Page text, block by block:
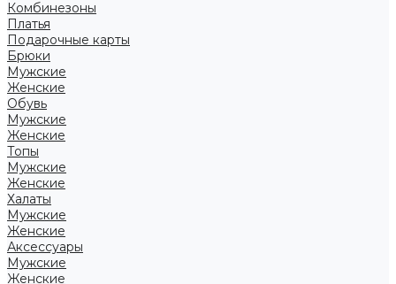
Комбинезоны
Платья
Подарочные карты
Брюки
Мужские
Женские
Обувь
Мужские
Женские
Топы
Мужские
Женские
Халаты
Мужские
Женские
Аксессуары
Мужские
Женские